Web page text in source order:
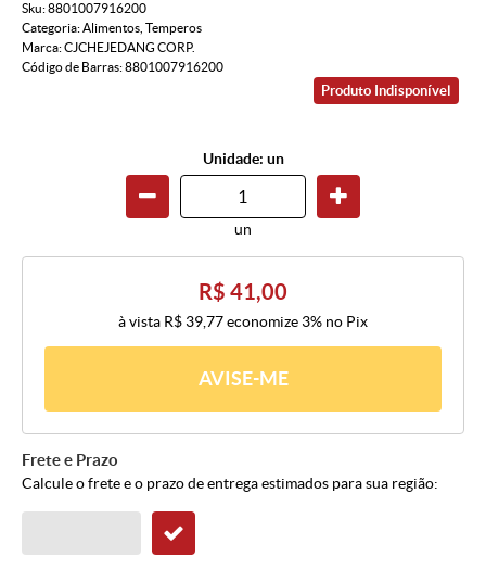
Sku:8801007916200
Categoria:Alimentos Temperos
Marca:CJCHEJEDANG CORP.
Código de Barras:8801007916200
Produto Indisponível
Unidade: un
un
R$ 41,00
à vista R$ 39,77economize 3% no Pix
AVISE-ME
Frete e Prazo
Calcule o frete e o prazo de entrega estimados para sua região: